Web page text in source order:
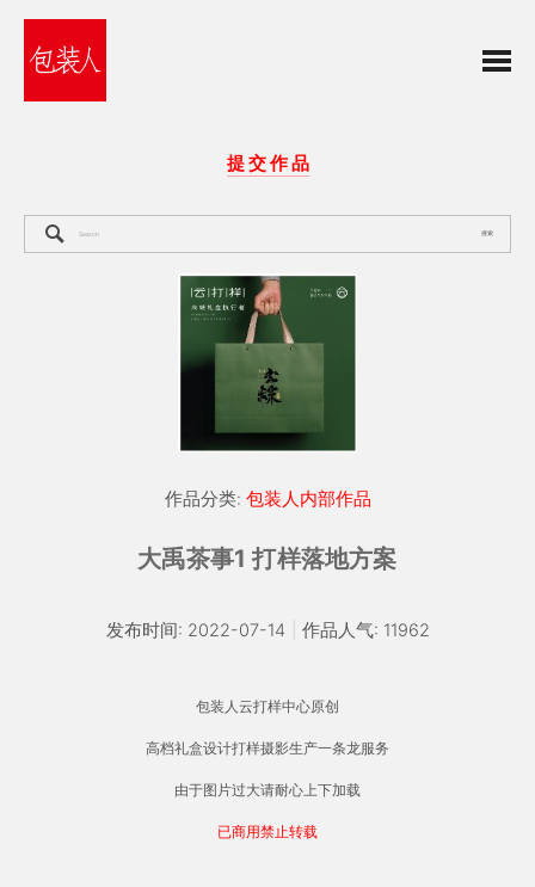
提 交 作 品
搜索
作品分类: 包装人内部作品
大禹茶事1 打样落地方案
发布时间: 2022-07-14 作品人气: 11962
包装人云打样中心原创
高档礼盒设计打样摄影生产一条龙服务
由于图片过大请耐心上下加载
已商用禁止转载